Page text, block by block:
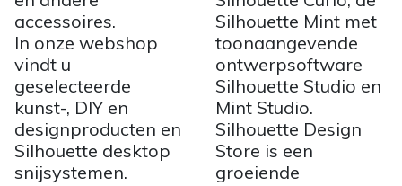
accessoires.
In onze webshop
vindt u
geselecteerde
kunst-, DIY en
designproducten en
Silhouette desktop
snijsystemen.
Silhouette Mint met
toonaangevende
ontwerpsoftware
Silhouette Studio en
Mint Studio.
Silhouette Design
Store is een
groeiende